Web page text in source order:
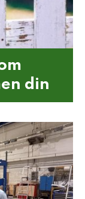
din